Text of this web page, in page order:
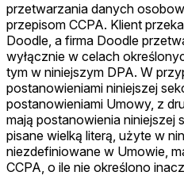
przetwarzania danych
przepisom CCPA. Klient
Doodle, a firma Doodle
wyłącznie w celach
tym w niniejszym DPA. W
postanowieniami niniejszej
postanowieniami Umowy, z
mają postanowienia niniejszej
pisane wielką literą, użyte w
niezdefiniowane w Umowie,
CCPA, o ile nie określono